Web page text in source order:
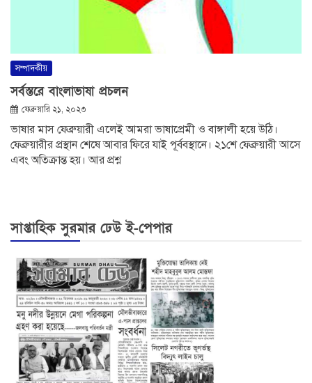
সম্পাদকীয়
সর্বস্তরে বাংলাভাষা প্রচলন
ফেব্রুয়ারি ২১, ২০২৩
ভাষার মাস ফেব্রুয়ারী এলেই আমরা ভাষাপ্রেমী ও বাঙ্গালী হয়ে উঠি।
ফেব্রুয়ারীর প্রস্থান শেষে আবার ফিরে যাই পূর্ববস্থানে। ২১শে ফেব্রুয়ারী আসে
এবং অতিক্রান্ত হয়। আর প্রশ্ন
সাপ্তাহিক সুরমার ঢেউ ই-পেপার